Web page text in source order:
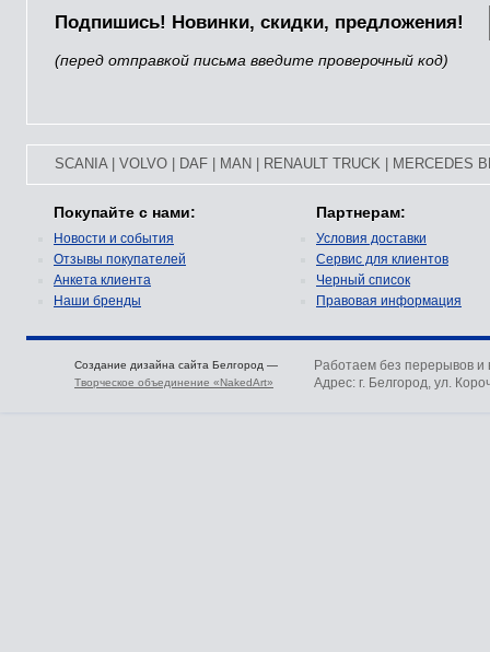
Подпишись! Новинки, скидки, предложения!
(перед отправкой письма введите проверочный код)
SCANIA| VOLVO DAF MAN RENAULT TRUCK MERCEDES
Покупайте с нами:
Новости и события
Отзывы покупателей
Анкета клиента
Наши бренды
Партнерам:
Условия доставки
Сервис для клиентов
Черный список
Правовая информация
Создание дизайна сайта Белгород —
Творческое объединение «NakedArt»
Работаем без перерывов и
Адрес: г. Белгород, ул.